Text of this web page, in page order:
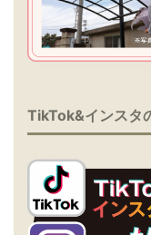
TikTok&インスタ